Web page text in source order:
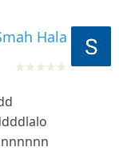
Hala